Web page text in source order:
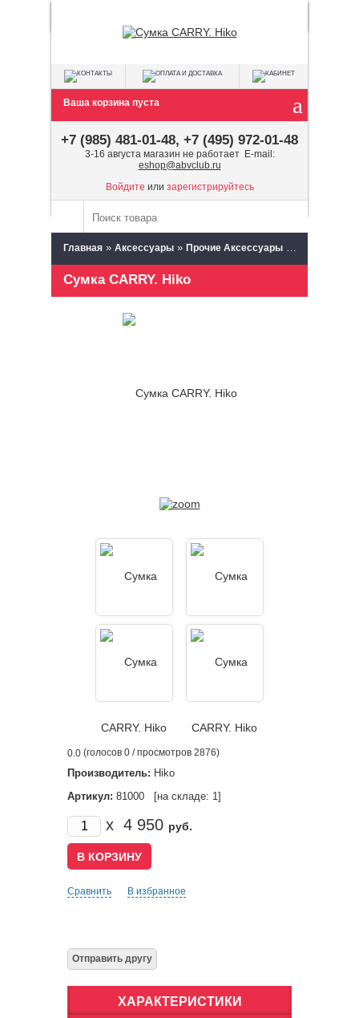
Ваша корзина пуста
+7 (985) 481-01-48, +7 (495) 972-01-48
3-16 августа магазин не работает E-mail:
eshop@abvclub.ru
Войдите или зарегистрируйтесь
Главная » Аксессуары » Прочие Аксессуары Hiko
Сумка CARRY. Hiko
0.0 (голосов 0 / просмотров 2876)
Производитель: Hiko
Артикул: 81000 [на складе: 1]
x 4 950 руб.
Сравнить В избранное
ХАРАКТЕРИСТИКИ